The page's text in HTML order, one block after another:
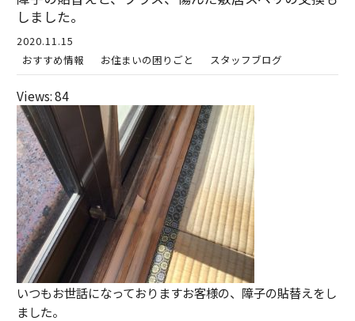
しました。
2020.11.15
おすすめ情報
お住まいの困りごと スタッフブログ
Views: 84
いつもお世話になっておりますお客様の、障子の貼替えをし
ました。